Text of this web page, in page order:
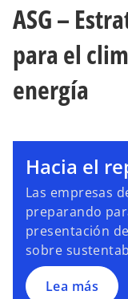
ASG –
para el
energía
Hacia el
Las empresas
preparando
presentación
sobre
Lea más